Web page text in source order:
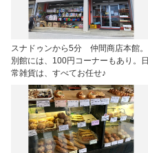
スナドゥンから5分 仲間商店本館。
別館には、100円コーナーもあり。日
常雑貨は、すべてお任せ♪